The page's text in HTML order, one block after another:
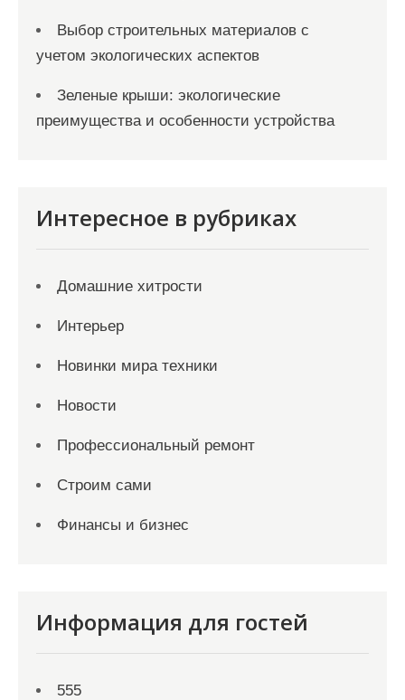
Выбор строительных материалов с
учетом экологических аспектов
Зеленые крыши: экологические
преимущества и особенности устройства
Интересное в рубриках
Домашние хитрости
Интерьер
Новинки мира техники
Новости
Профессиональный ремонт
Строим сами
Финансы и бизнес
Информация для гостей
555